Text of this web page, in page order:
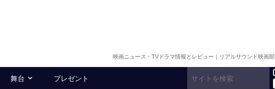
映画ニュース・TVドラマ情報とレビュー｜リアルサウンド映画部
舞台 プレゼント